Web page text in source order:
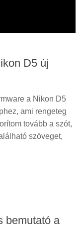
D5 új
a Nikon D5
ami rengeteg
tovább a szót,
szöveget,
bemutató a